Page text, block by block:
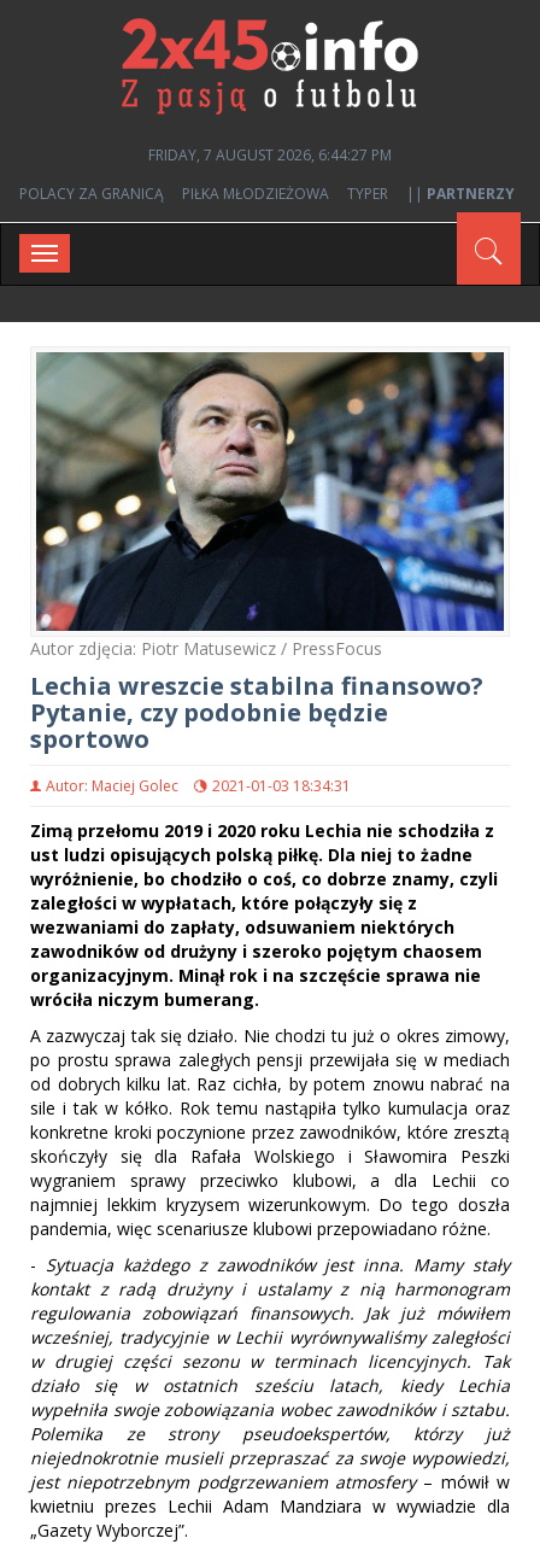
FRIDAY, 7 AUGUST 2026, 6:44:28 PM
POLACY ZA GRANICĄ
PIŁKA MŁODZIEŻOWA TYPER || PARTNERZY
Toggle
navigation
Autor zdjęcia: Piotr Matusewicz / PressFocus
Lechia wreszcie stabilna finansowo?
Pytanie, czy podobnie będzie
sportowo
Autor: Maciej Golec 2021-01-03 18:34:31
Zimą przełomu 2019 i 2020 roku Lechia nie schodziła z
ust ludzi opisujących polską piłkę. Dla niej to żadne
wyróżnienie, bo chodziło o coś, co dobrze znamy, czyli
zaległości w wypłatach, które połączyły się z
wezwaniami do zapłaty, odsuwaniem niektórych
zawodników od drużyny i szeroko pojętym chaosem
organizacyjnym. Minął rok i na szczęście sprawa nie
wróciła niczym bumerang.
A zazwyczaj tak się działo. Nie chodzi tu już o okres zimowy,
po prostu sprawa zaległych pensji przewijała się w mediach
od dobrych kilku lat. Raz cichła, by potem znowu nabrać na
sile i tak w kółko. Rok temu nastąpiła tylko kumulacja oraz
konkretne kroki poczynione przez zawodników, które zresztą
skończyły się dla Rafała Wolskiego i Sławomira Peszki
wygraniem sprawy przeciwko klubowi, a dla Lechii co
najmniej lekkim kryzysem wizerunkowym. Do tego doszła
pandemia, więc scenariusze klubowi przepowiadano różne.
- Sytuacja każdego z zawodników jest inna. Mamy stały
kontakt z radą drużyny i ustalamy z nią harmonogram
regulowania zobowiązań finansowych. Jak już mówiłem
wcześniej, tradycyjnie w Lechii wyrównywaliśmy zaległości
w drugiej części sezonu w terminach licencyjnych. Tak
działo się w ostatnich sześciu latach, kiedy Lechia
wypełniła swoje zobowiązania wobec zawodników i sztabu.
Polemika ze strony pseudoekspertów, którzy już
niejednokrotnie musieli przepraszać za swoje wypowiedzi,
jest niepotrzebnym podgrzewaniem atmosfery– mówił w
kwietniu prezes Lechii Adam Mandziara w wywiadzie dla
„Gazety Wyborczej”.